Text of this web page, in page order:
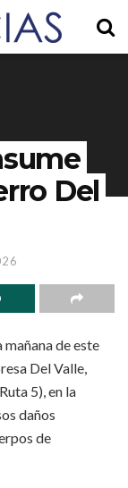
Del
de este
Del Valle,
5), en la
daños
de